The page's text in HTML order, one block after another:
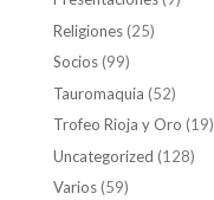
Religiones(25)
Socios(99)
Tauromaquia (52)
Trofeo Rioja y Oro (19)
Uncategorized (128)
Varios(59)